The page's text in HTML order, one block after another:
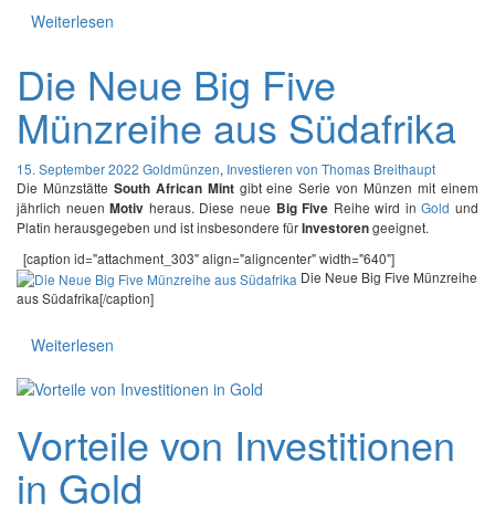
Weiterlesen
Die Neue Big Five
Münzreihe aus Südafrika
15. September 2022 Goldmünzen, Investieren von Thomas Breithaupt
Die Münzstätte South African Mintgibt eine Serie von Münzen mit einem
jährlich neuenMotiv heraus. Diese neue Big Five Reihe wird inGold und
Platin herausgegeben und ist insbesondere fürInvestorengeeignet.
[caption id="attachment_303" align="aligncenter" width="640"]
Die Neue Big Five Münzreihe
aus Südafrika[/caption]
Weiterlesen
Vorteile von Investitionen
in Gold